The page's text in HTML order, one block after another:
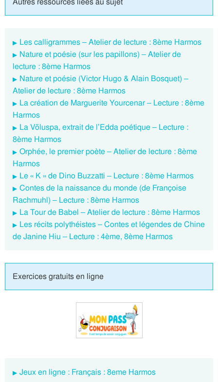
Les calligrammes – Atelier de lecture : 8ème Harmos
Nature et poésie (sur les papillons) – Atelier de
lecture : 8ème Harmos
Nature et poésie (Victor Hugo & Alain Bosquet) –
Atelier de lecture : 8ème Harmos
La création de Marguerite Yourcenar – Lecture : 8ème
Harmos
La Völuspa, extrait de l’Edda poétique – Lecture :
8ème Harmos
Orphée, le premier poète – Atelier de lecture : 8ème
Harmos
Le « K » de Dino Buzzatti – Lecture : 8ème Harmos
Contes de la naissance du monde (de Françoise
Rachmuhl) – Lecture : 8ème Harmos
La Tour de Babel – Atelier de lecture : 8ème Harmos
Les récits polythéistes – Contes et légendes de Chine
de Janine Hiu – Lecture : 4ème, 8ème Harmos
Exercices gratuits en ligne
Jeux en ligne : Français : 8eme Harmos